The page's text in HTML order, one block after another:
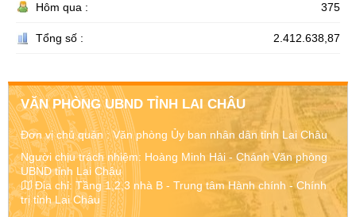
Hôm qua : 375
Tổng số : 2.412.638,87
VĂN PHÒNG UBND TỈNH LAI CHÂU
Đơn vị chủ quản :Văn phòng Ủy ban nhân dân tỉnh Lai Châu
Người chịu trách nhiệm: Hoàng Minh Hải - Chánh Văn phòng
UBND tỉnh Lai Châu
Địa chỉ: Tầng 1,2,3 nhà B - Trung tâm Hành chính - Chính
trị tỉnh Lai Châu